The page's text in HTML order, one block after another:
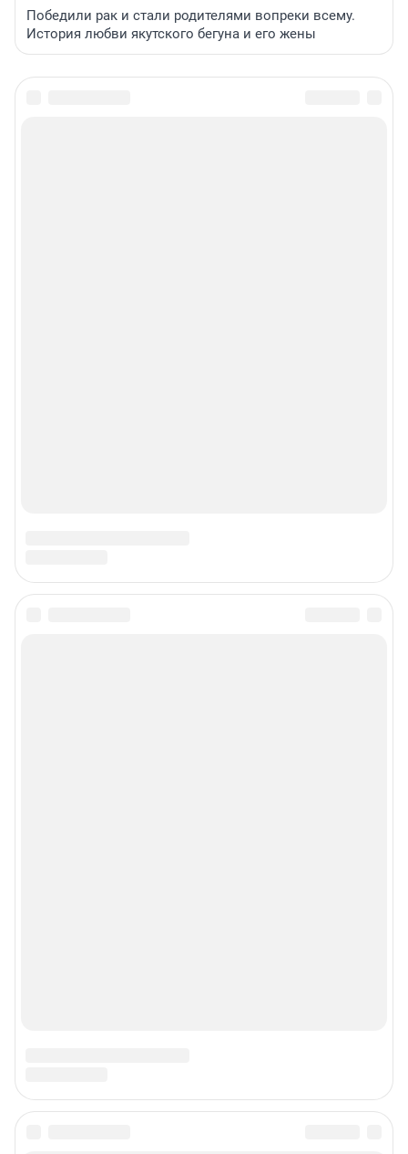
Победили рак и стали родителями вопреки всему.
История любви якутского бегуна и его жены